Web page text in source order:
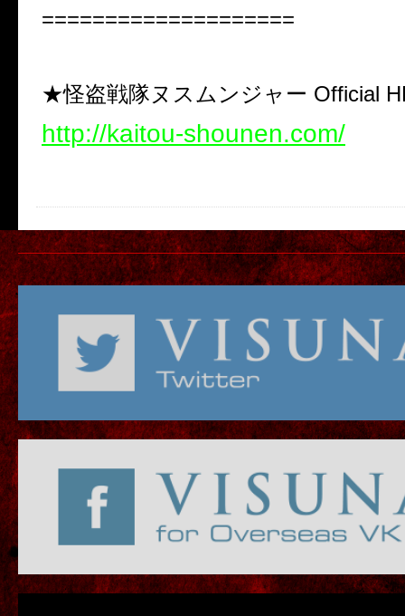
====================
★怪盗戦隊ヌスムンジャー Official
http://kaitou-shounen.com/